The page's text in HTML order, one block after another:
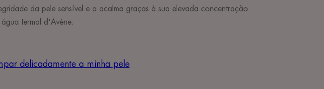
da pele sensível e a acalma graças à sua elevada concentração
água termal d'Avène.
delicadamente a minha pele